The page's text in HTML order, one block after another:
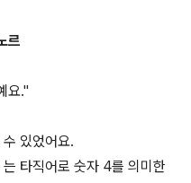
르
요."
있었어요.
타직어로 숫자 4를 의미한